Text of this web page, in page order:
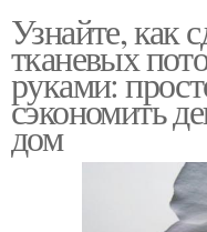
Узнайте, как
тканевых
руками:
сэкономить
дом